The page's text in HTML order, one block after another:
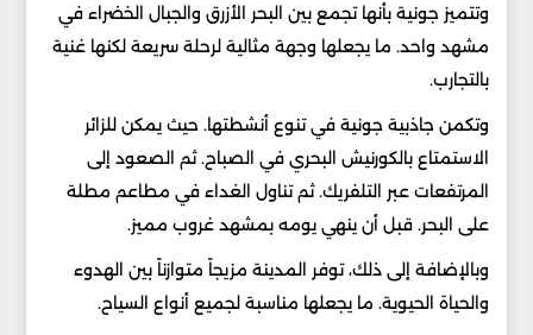
وتتميز جونية بأنها تجمع بين البحر الأزرق والجبال الخضراء في
مشهد واحد. ما يجعلها وجهة مثالية لرحلة سريعة لكنها غنية
بالتجارب.
وتكمن جاذبية جونية في تنوع أنشطتها. حيث يمكن للزائر
الاستمتاع بالكورنيش البحري في الصباح. ثم الصعود إلى
المرتفعات عبر التلفريك. ثم تناول الغداء في مطاعم مطلة
على البحر. قبل أن ينهي يومه بمشهد غروب مميز.
وبالإضافة إلى ذلك، توفر المدينة مزيجاً متوازناً بين الهدوء
والحياة الحيوية. ما يجعلها مناسبة لجميع أنواع السياح.